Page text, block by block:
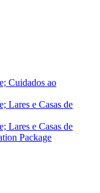
Cuidados ao
Lares e Casas de
Lares e Casas de
Package